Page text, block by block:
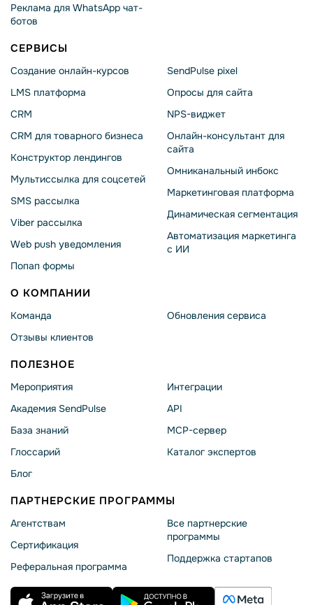
Реклама для WhatsApp чат-
ботов
СЕРВИСЫ
Создание онлайн-курсов
LMS платформа
CRM
CRM для товарного бизнеса
Конструктор лендингов
Мультиссылка для соцсетей
SMS рассылка
Viber рассылка
Web push уведомления
Попап формы
SendPulse pixel
Опросы для сайта
NPS-виджет
Онлайн-консультант для
сайта
Омниканальный инбокс
Маркетинговая платформа
Динамическая сегментация
Автоматизация маркетинга
с ИИ
О КОМПАНИИ
Команда
Отзывы клиентов
Обновления сервиса
ПОЛЕЗНОЕ
Мероприятия
Академия SendPulse
База знаний
Глоссарий
Блог
Интеграции
API
MCP-сервер
Каталог экспертов
ПАРТНЕРСКИЕ ПРОГРАММЫ
Агентствам
Сертификация
Реферальная программа
Все партнерские
программы
Поддержка стартапов